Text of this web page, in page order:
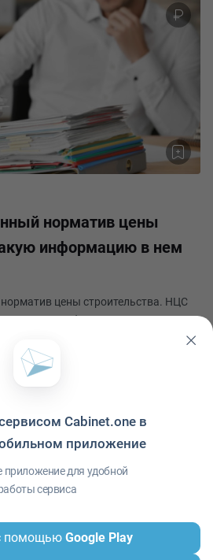
норматив цены
информацию в нем
цены строительства. НЦС
для: Разработки проектов
строительных работ. Контроля
Оценки качеств
2023
Условия использования ·
Информационный центр"
Cabinet.one в
приложение
приложение для удобной
сервиса
помощью Google Play